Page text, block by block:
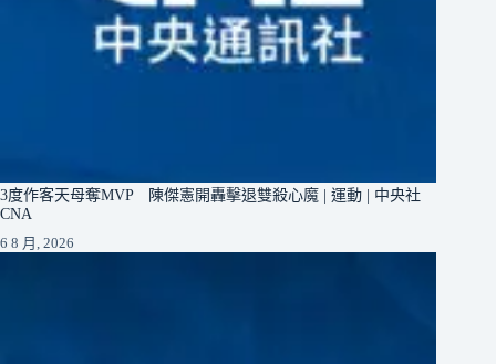
3度作客天母奪MVP 陳傑憲開轟擊退雙殺心魔 | 運動 | 中央社
CNA
6 8 月, 2026